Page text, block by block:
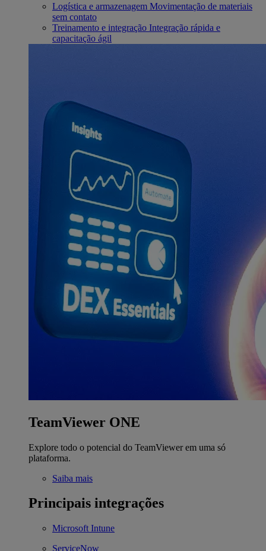
Logística e armazenagem Movimentação de materiais
sem contato
Treinamento e integração Integração rápida e
capacitação ágil
TeamViewer ONE
Explore todo o potencial do TeamViewer em uma só
plataforma.
Saiba mais
Principais integrações
Microsoft Intune
ServiceNow